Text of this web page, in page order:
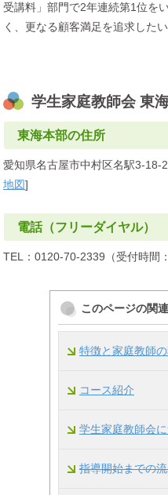
受講料」部門で2年連続第1位を
く、更なる顧客満足を追求したい
学生家庭教師会 東
東海本部の住所
愛知県名古屋市中村区名駅3-18-
地図]
電話（フリーダイヤル）
TEL：0120-70-2339（受付時間
このページの関
特徴と家庭教師
コース紹介
学生家庭教師会
指導開始までの